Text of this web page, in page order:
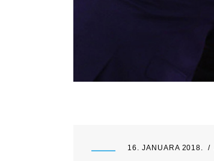
16. JANUARA 2018.